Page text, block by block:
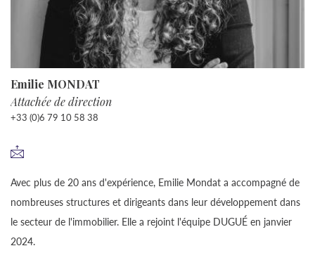
Emilie MONDAT
Attachée de direction
+33 (0)6 79 10 58 38
Avec plus de 20 ans d'expérience, Emilie Mondat a accompagné de
nombreuses structures et dirigeants dans leur développement dans
le secteur de l'immobilier. Elle a rejoint l'équipe DUGUÉ en janvier
2024.